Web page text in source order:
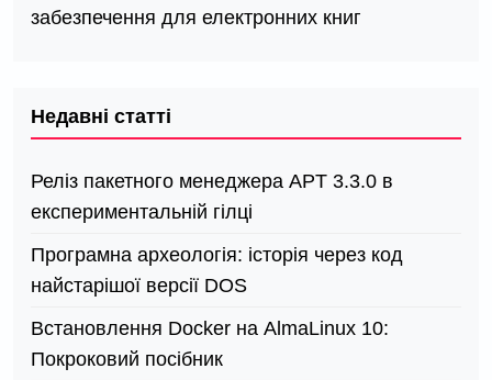
забезпечення для електронних книг
Недавні статті
Реліз пакетного менеджера APT 3.3.0 в
експериментальній гілці
Програмна археологія: історія через код
найстарішої версії DOS
Встановлення Docker на AlmaLinux 10:
Покроковий посібник